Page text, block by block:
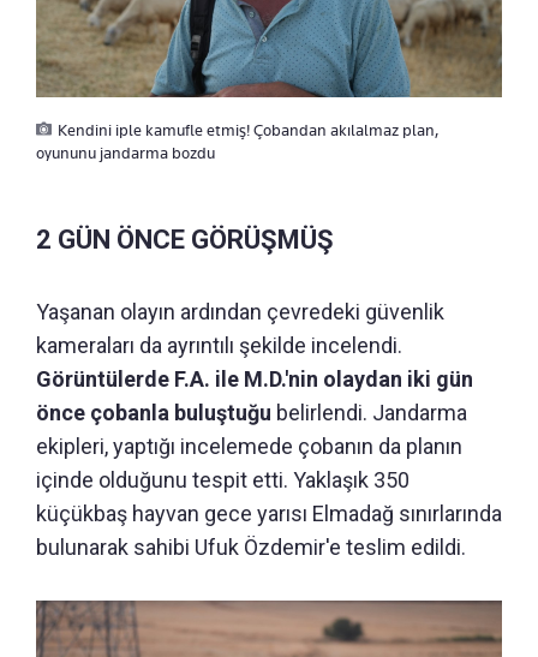
Kendini iple kamufle etmiş! Çobandan akılalmaz plan,
oyununu jandarma bozdu
2 GÜN ÖNCE GÖRÜŞMÜŞ
Yaşanan olayın ardından çevredeki güvenlik
kameraları da ayrıntılı şekilde incelendi.
Görüntülerde F.A. ile M.D.'nin olaydan iki gün
önce çobanla buluştuğu belirlendi. Jandarma
ekipleri, yaptığı incelemede çobanın da planın
içinde olduğunu tespit etti. Yaklaşık 350
küçükbaş hayvan gece yarısı Elmadağ sınırlarında
bulunarak sahibi Ufuk Özdemir'e teslim edildi.